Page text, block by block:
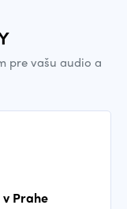
pre vašu audio a
Prahe